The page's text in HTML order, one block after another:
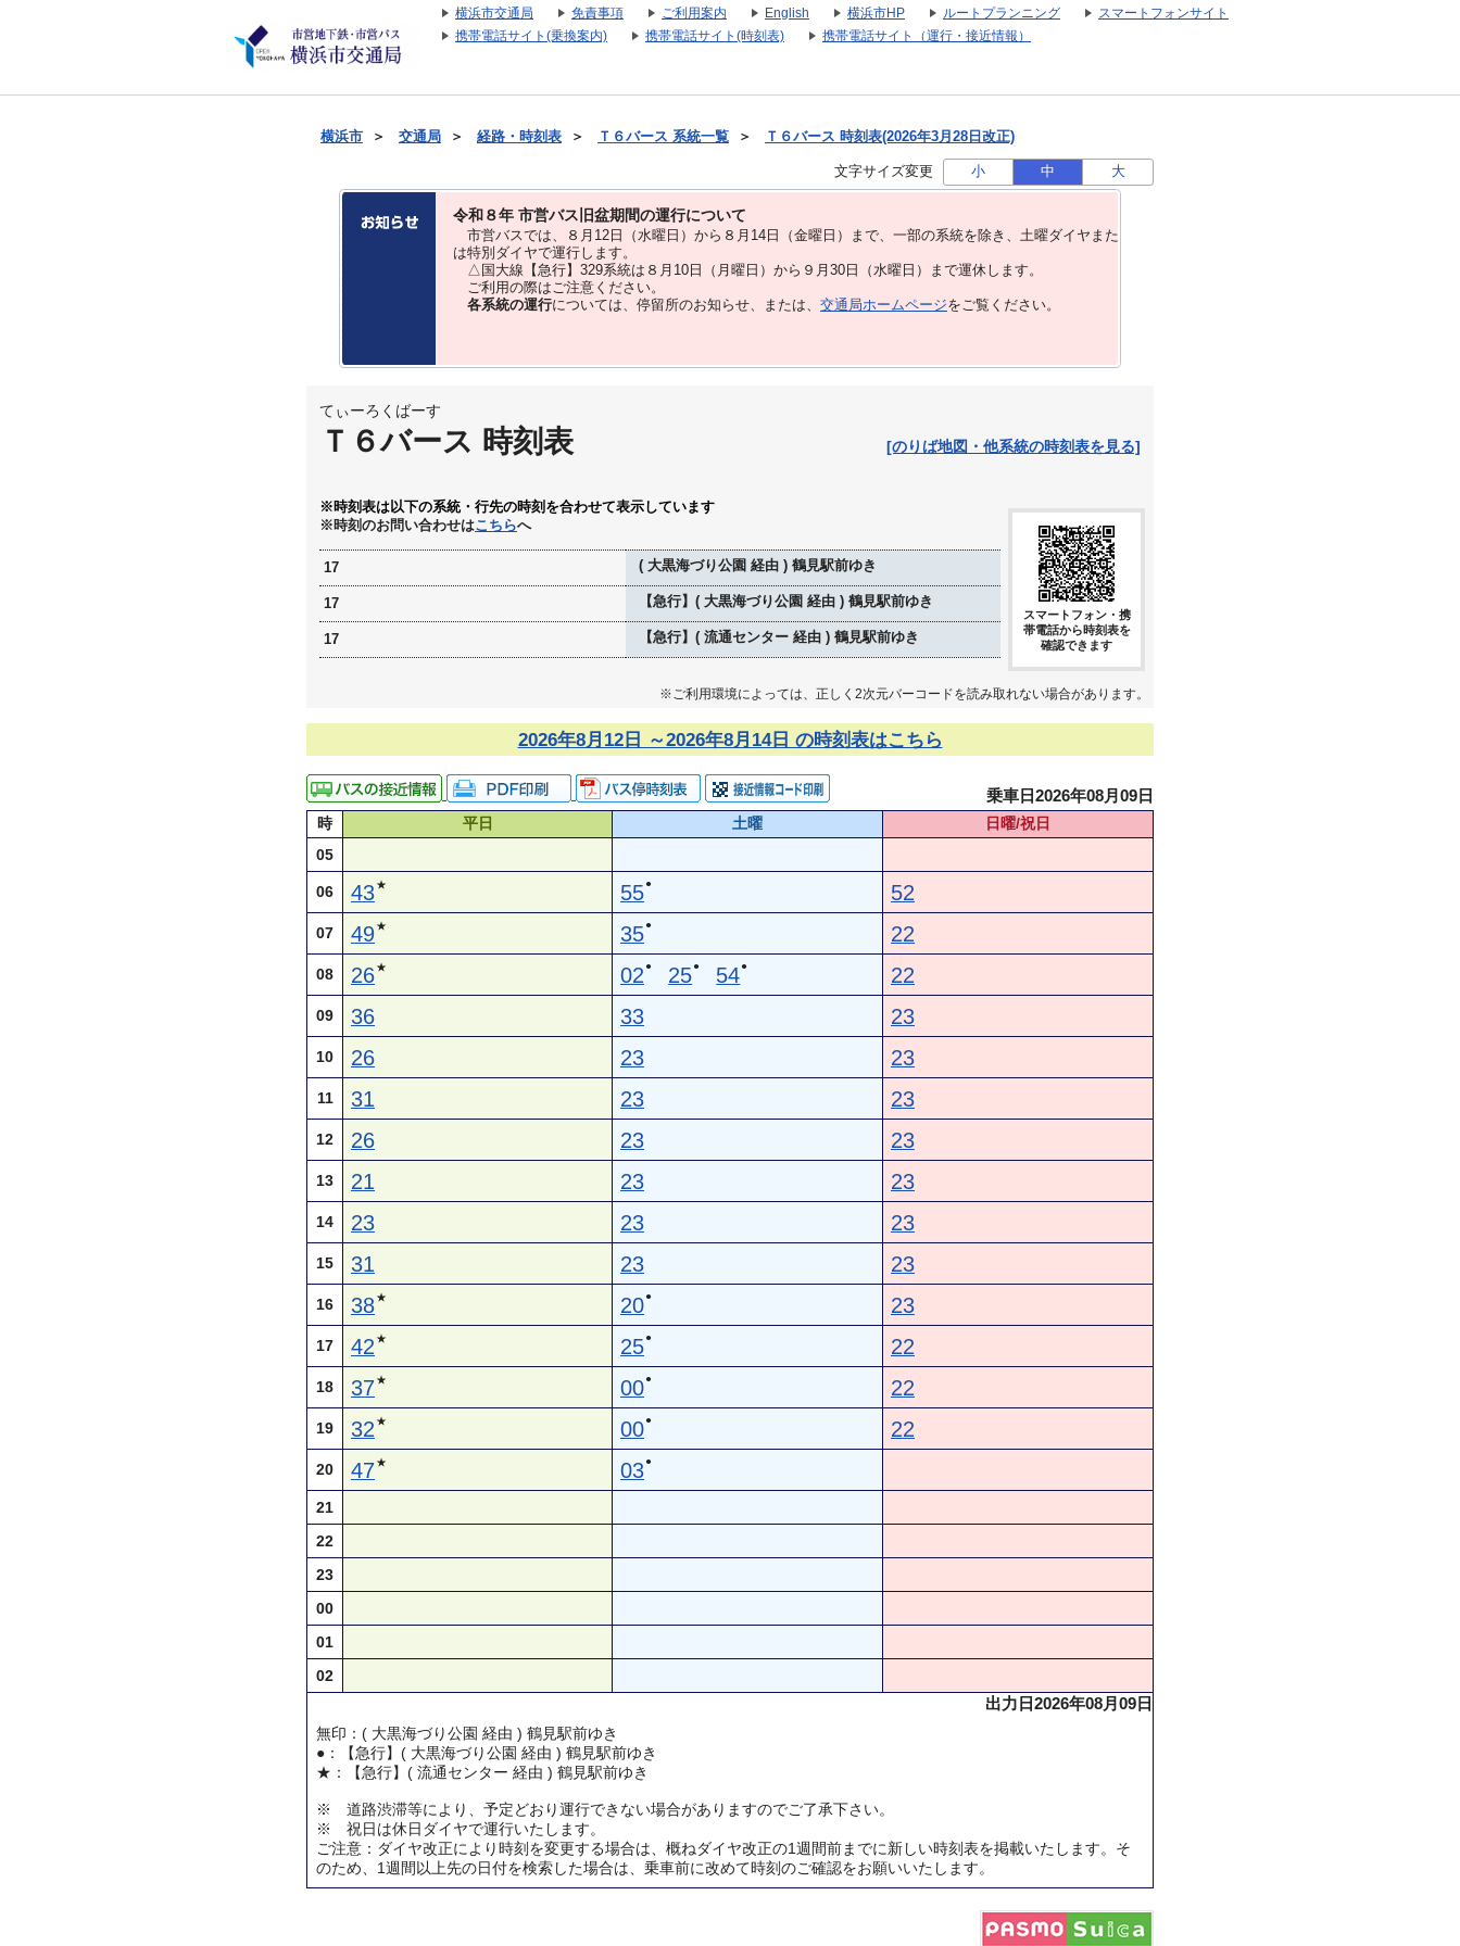
横浜市交通局 免責事項 ご利用案内 English 横浜市HP ルートプランニング
スマートフォンサイト
携帯電話サイト(乗換案内)
携帯電話サイト(時刻表) 携帯電話サイト（運行・接近情報）
横浜市 ＞ 交通局 ＞ 経路・時刻表 ＞ Ｔ６バース 系統一覧 ＞ Ｔ６バース 時刻表(2026年3月28日改正)
文字サイズ変更 小 中 大
令和８年 市営バス旧盆期間の運行について
市営バスでは、８⽉12⽇（水曜日）から８⽉14⽇（金曜日）まで、⼀部の系統を除き、⼟曜ダイヤまた
は特別ダイヤで運⾏します。
△国大線【急行】329系統は８月10日（月曜日）から９月30日（水曜日）まで運休します。
ご利用の際はご注意ください。
各系統の運行については、停留所のお知らせ、または、 交通局ホームページをご覧ください。
てぃーろくばーす
Ｔ６バース 時刻表 [のりば地図・他系統の時刻表を見る]
※時刻表は以下の系統・行先の時刻を合わせて表示しています
※時刻のお問い合わせはこちらへ
17 ( 大黒海づり公園 経由 ) 鶴見駅前ゆき
17 【急行】( 大黒海づり公園 経由 ) 鶴見駅前ゆき
17 【急行】( 流通センター 経由 ) 鶴見駅前ゆき
スマートフォン・携
帯電話から時刻表を
確認できます
※ご利用環境によっては、正しく2次元バーコードを読み取れない場合があります。
2026年8月12日 ～2026年8月14日 の時刻表はこちら
乗車日2026年08月09日
時 平日 土曜
日曜/祝日
05
06 43★ 55● 52
07 49★ 35● 22
08 26★ 02 ● 25● 54● 22
09 36 33 23
10 26 23 23
11 31 23 23
12 26 23 23
13 21 23 23
14 23 23 23
15 31 23 23
16 38★ 20● 23
17 42 ★ 25● 22
18 37★ 00● 22
19 32 ★ 00● 22
20 47★ 03●
21
22
23
00
01
02
出力日2026年08月09日
無印：( 大黒海づり公園 経由 ) 鶴見駅前ゆき
●：【急行】( 大黒海づり公園 経由 ) 鶴見駅前ゆき
★：【急行】( 流通センター 経由 ) 鶴見駅前ゆき
※ 道路渋滞等により、予定どおり運行できない場合がありますのでご了承下さい。
※ 祝日は休日ダイヤで運行いたします。
ご注意：ダイヤ改正により時刻を変更する場合は、概ねダイヤ改正の1週間前までに新しい時刻表を掲載いたします。そ
のため、1週間以上先の日付を検索した場合は、乗車前に改めて時刻のご確認をお願いいたします。